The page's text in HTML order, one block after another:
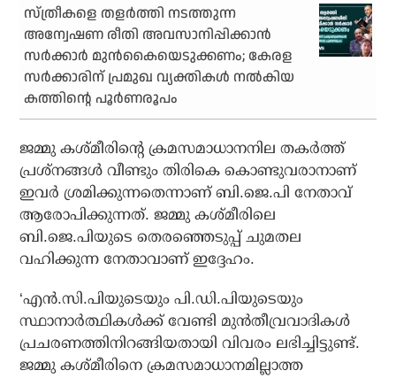
സ്ത്രീകളെ തളര്‍ത്തി നടത്തുന്ന
അന്വേഷണ രീതി അവസാനിപ്പിക്കാന്‍
സര്‍ക്കാര്‍ മുന്‍കൈയെടുക്കണം; കേരള
സര്‍ക്കാരിന് പ്രമുഖ വ്യക്തികള്‍ നല്‍കിയ
കത്തിന്റെ പൂര്‍ണരൂപം
ജമ്മു കശ്മീരിന്റെ ക്രമസമാധാനനില തകര്‍ത്ത്
പ്രശ്‌നങ്ങള്‍ വീണ്ടും തിരികെ കൊണ്ടുവരാനാണ്
ഇവര്‍ ശ്രമിക്കുന്നതെന്നാണ് ബി.ജെ.പി നേതാവ്
ആരോപിക്കുന്നത്. ജമ്മു കശ്മീരിലെ
ബി.ജെ.പിയുടെ തെരഞ്ഞെടുപ്പ് ചുമതല
വഹിക്കുന്ന നേതാവാണ് ഇദ്ദേഹം.
‘എന്‍.സി.പിയുടെയും പി.ഡി.പിയുടെയും
സ്ഥാനാര്‍ത്ഥികള്‍ക്ക് വേണ്ടി മുന്‍തീവ്രവാദികള്‍
പ്രചരണത്തിനിറങ്ങിയതായി വിവരം ലഭിച്ചിട്ടുണ്ട്.
ജമ്മു കശ്മീരിനെ ക്രമസമാധാനമില്ലാത്ത